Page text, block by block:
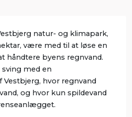
natur- og klimapark,
være med til at løse en
håndtere byens regnvand.
med en
Vestbjerg, hvor regnvand
og hvor kun spildevand